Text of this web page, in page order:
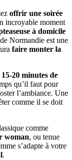
offrir une soirée
incroyable moment
à domicile
Normandie est une
faire monter la
15-20 minutes de
qu’il faut pour
l’ambiance. Une
comme il se doit
comme
woman, ou tenue
s’adapte à votre
.